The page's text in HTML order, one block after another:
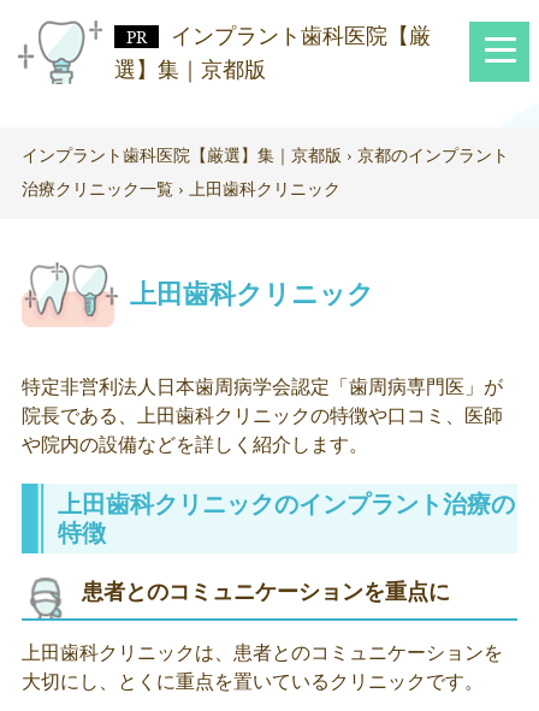
インプラント歯科医院【厳
選】集｜京都版
インプラント歯科医院【厳選】集｜京都版 › 京都のインプラント
治療クリニック一覧 › 上田歯科クリニック
上田歯科クリニック
特定非営利法人日本歯周病学会認定「歯周病専門医」が
院長である、上田歯科クリニックの特徴や口コミ、医師
や院内の設備などを詳しく紹介します。
上田歯科クリニックのインプラント治療の
特徴
患者とのコミュニケーションを重点に
上田歯科クリニックは、患者とのコミュニケーションを
大切にし、とくに重点を置いているクリニックです。